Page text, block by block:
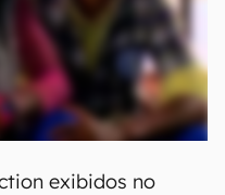
exibidos no